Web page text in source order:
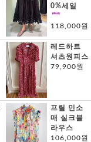
0%세일
118,000원
레드하트
셔츠원피스
79,900원
프릴 민소
매 실크블
라우스
106,000원